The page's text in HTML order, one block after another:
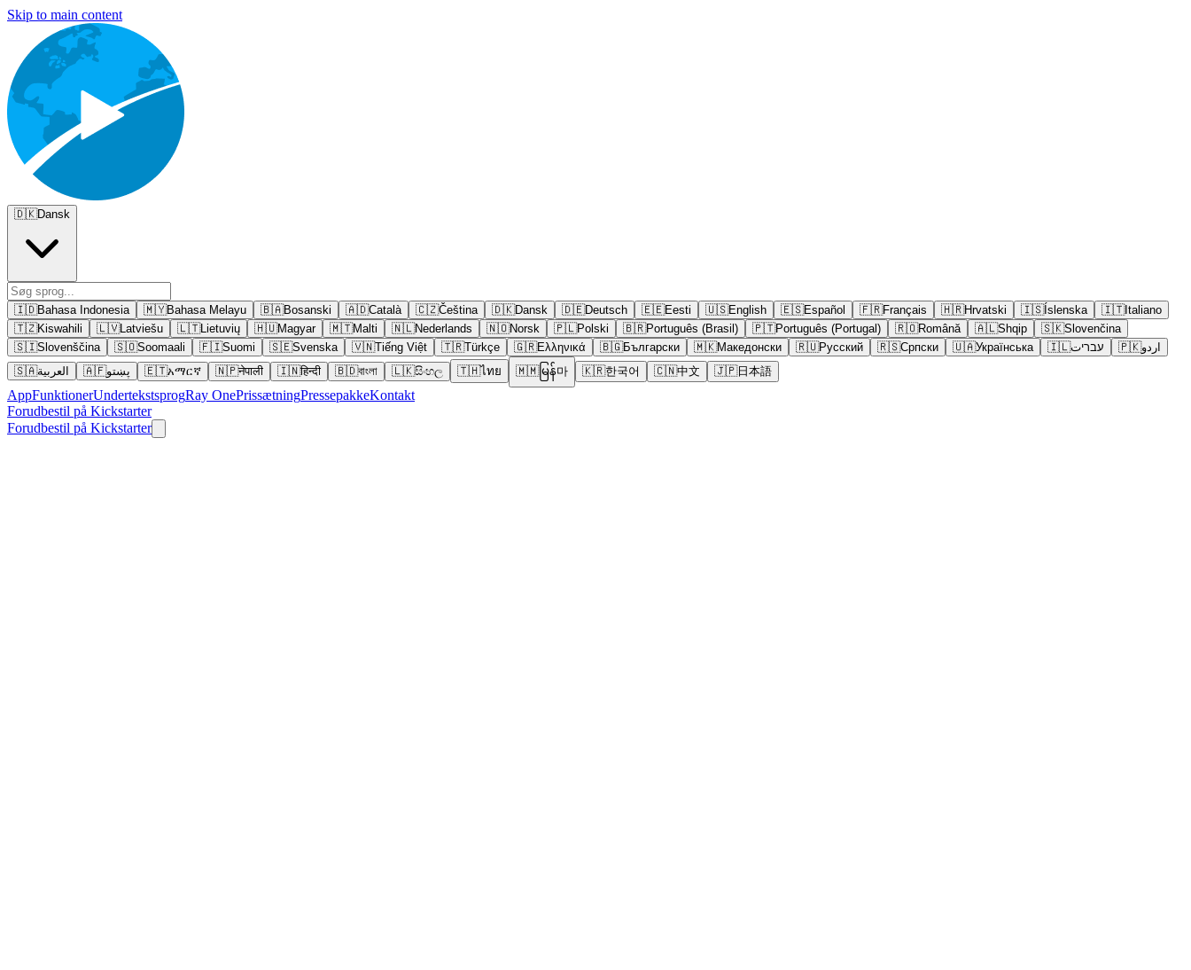
Skip to main content
🇩🇰Dansk
🇮🇩Bahasa Indonesia 🇲🇾Bahasa Melayu 🇧🇦Bosanski 🇦🇩Català 🇨🇿Čeština 🇩🇰Dansk 🇩🇪Deutsch 🇪🇪Eesti 🇺🇸English 🇪🇸Español 🇫🇷Français 🇭🇷Hrvatski 🇮🇸Íslenska 🇮🇹Italiano
🇹🇿Kiswahili 🇱🇻Latviešu 🇱🇹Lietuvių 🇭🇺Magyar 🇲🇹Malti 🇳🇱Nederlands 🇳🇴Norsk 🇵🇱Polski 🇧🇷Português (Brasil) 🇵🇹Português (Portugal) 🇷🇴Română 🇦🇱Shqip 🇸🇰Slovenčina
🇸🇮Slovenščina 🇸🇴Soomaali 🇫🇮Suomi 🇸🇪Svenska 🇻🇳Tiếng Việt 🇹🇷Türkçe 🇬🇷Ελληνικά 🇧🇬Български 🇲🇰Македонски 🇷🇺Русский 🇷🇸Српски 🇺🇦Українська 🇮🇱עבריت 🇵🇰اردو
🇸🇦العربية 🇦🇫پښتو 🇪🇹አማርኛ 🇳🇵नेपाली 🇮🇳हिन्दी 🇧🇩বাংলা 🇱🇰සිංහල 🇹🇭ไทย 🇲🇲မြန်마 🇰🇷한국어 🇨🇳中文 🇯🇵日本語
AppFunktionerUndertekstsprogRay OnePrissætningPressepakkeKontakt
Forudbestil på Kickstarter
Forudbestil på Kickstarter